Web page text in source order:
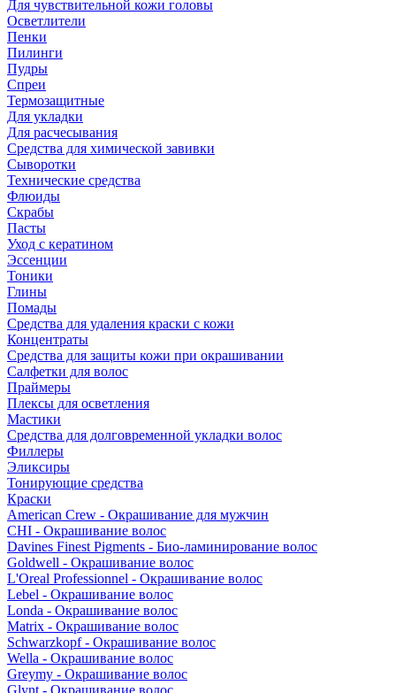
Для чувствительной кожи головы
Осветлители
Пенки
Пилинги
Пудры
Спреи
Термозащитные
Для укладки
Для расчесывания
Средства для химической завивки
Сыворотки
Технические средства
Флюиды
Скрабы
Пасты
Уход с кератином
Эссенции
Тоники
Глины
Помады
Средства для удаления краски с кожи
Концентраты
Средства для защиты кожи при окрашивании
Салфетки для волос
Праймеры
Плексы для осветления
Мастики
Средства для долговременной укладки волос
Филлеры
Эликсиры
Тонирующие средства
Краски
American Crew - Окрашивание для мужчин
CHI - Окрашивание волос
Davines Finest Pigments - Био-ламинирование волос
Goldwell - Окрашивание волос
L'Oreal Professionnel - Окрашивание волос
Lebel - Окрашивание волос
Londa - Окрашивание волос
Matrix - Окрашивание волос
Schwarzkopf - Окрашивание волос
Wella - Окрашивание волос
Greymy - Окрашивание волос
Glynt - Окрашивание волос